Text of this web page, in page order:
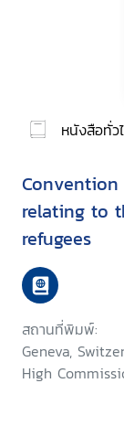
หนังสือทั่ว
relating to
refugees
สถานที่พิมพ์:
Geneva,
High